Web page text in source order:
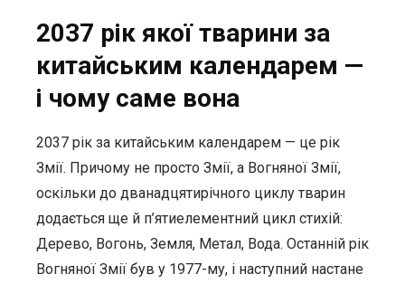
2037 рік якої тварини за
китайським календарем —
і чому саме вона
2037 рік за китайським календарем — це рік
Змії. Причому не просто Змії, а Вогняної Змії,
оскільки до дванадцятирічного циклу тварин
додається ще й п’ятиелементний цикл стихій:
Дерево, Вогонь, Земля, Метал, Вода. Останній рік
Вогняної Змії був у 1977-му, і наступний настане